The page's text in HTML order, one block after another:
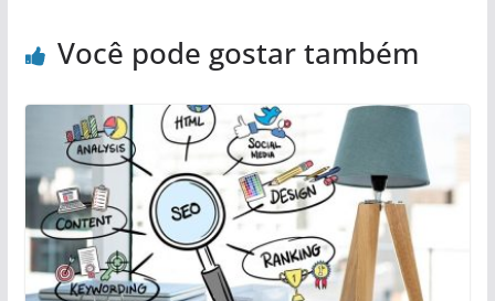
Você pode gostar também